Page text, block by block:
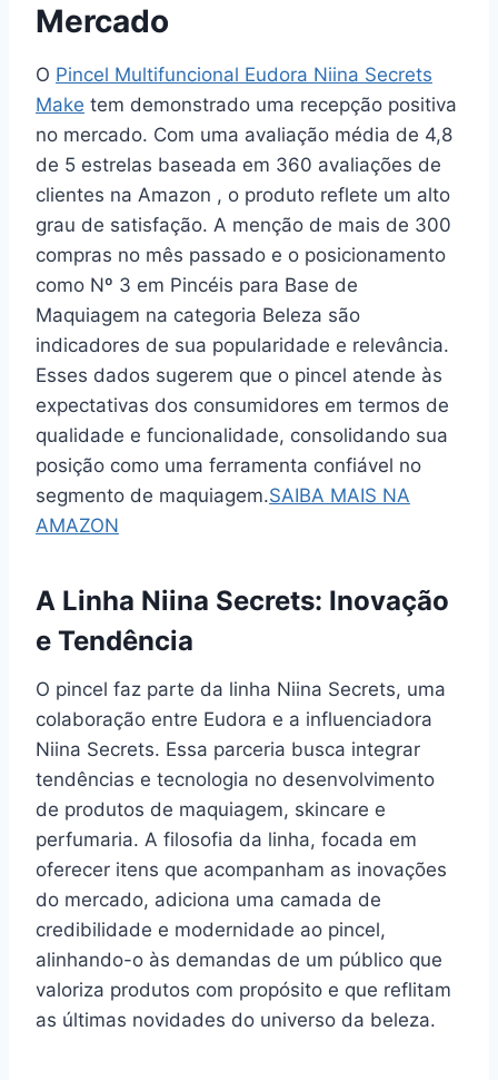
Mercado
O Pincel Multifuncional Eudora Niina Secrets
Make tem demonstrado uma recepção positiva
no mercado. Com uma avaliação média de 4,8
de 5 estrelas baseada em 360 avaliações de
clientes na Amazon , o produto reflete um alto
grau de satisfação. A menção de mais de 300
compras no mês passado e o posicionamento
como Nº 3 em Pincéis para Base de
Maquiagem na categoria Beleza são
indicadores de sua popularidade e relevância.
Esses dados sugerem que o pincel atende às
expectativas dos consumidores em termos de
qualidade e funcionalidade, consolidando sua
posição como uma ferramenta confiável no
segmento de maquiagem.SAIBA MAIS NA
AMAZON
A Linha Niina Secrets: Inovação
e Tendência
O pincel faz parte da linha Niina Secrets, uma
colaboração entre Eudora e a influenciadora
Niina Secrets. Essa parceria busca integrar
tendências e tecnologia no desenvolvimento
de produtos de maquiagem, skincare e
perfumaria. A filosofia da linha, focada em
oferecer itens que acompanham as inovações
do mercado, adiciona uma camada de
credibilidade e modernidade ao pincel,
alinhando-o às demandas de um público que
valoriza produtos com propósito e que reflitam
as últimas novidades do universo da beleza.